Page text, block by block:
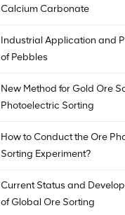
Calcium Carbonate
Industrial Application and
of Pebbles
New Method for Gold Ore
Photoelectric Sorting
How to Conduct the Ore
Sorting Experiment?
Current Status and
of Global Ore Sorting